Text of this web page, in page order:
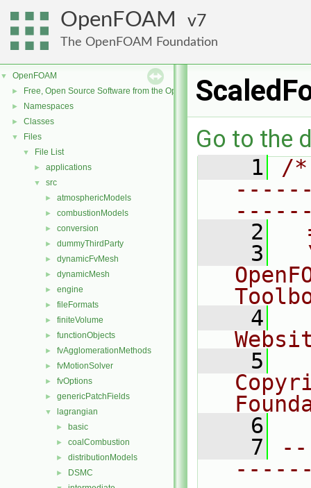
OpenFOAM 7
The OpenFOAM Foundation
▼ OpenFOAM
► Free, Open Source Software from the OpenFOAM Foundation
► Namespaces
► Classes
▼ Files
▼ File List
► applications
▼ src
► atmosphericModels
► combustionModels
► conversion
► dummyThirdParty
► dynamicFvMesh
► dynamicMesh
► engine
► fileFormats
► finiteVolume
► functionObjects
► fvAgglomerationMethods
► fvMotionSolver
► fvOptions
► genericPatchFields
▼ lagrangian
► basic
► coalCombustion
► distributionModels
► DSMC
Go to the
    1
/
    2
    3
    4
    5
    6
    7